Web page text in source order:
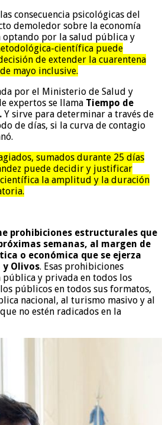
consecuencia psicológicas del
demoledor sobre la economía
optando por la salud pública y
científica puede
de extender la cuarentena
mayo inclusive.
por el Ministerio de Salud y
expertos se llama Tiempo de
Y sirve para determinar a través de
de días, si la curva de contagio
sumados durante 25 días
puede decidir y justificar
la amplitud y la duración
prohibiciones estructurales que
semanas, al margen de
o económica que se ejerza
y Olivos. Esas prohibiciones
pública y privada en todos los
públicos en todos sus formatos,
nacional, al turismo masivo y al
no estén radicados en la